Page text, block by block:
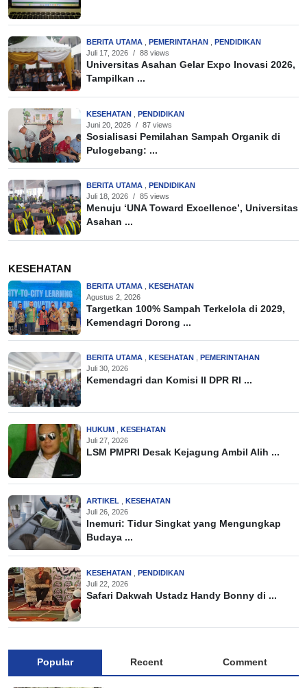
BERITA UTAMA PEMERINTAHAN
PENDIDIKAN
Juli 17, 2026 / 88 views
Universitas Asahan Gelar Expo Inovasi 2026,
Tampilkan ...
KESEHATAN
PENDIDIKAN
Juni 20, 2026 / 87 views
Sosialisasi Pemilahan Sampah Organik di
Pulogebang: ...
BERITA UTAMA
PENDIDIKAN
Juli 18, 2026 / 85 views
Menuju ‘UNA Toward Excellence’, Universitas
Asahan ...
KESEHATAN
BERITA UTAMA
KESEHATAN
Agustus 2, 2026
Targetkan 100% Sampah Terkelola di 2029,
Kemendagri Dorong ...
BERITA UTAMA KESEHATAN
PEMERINTAHAN
Juli 30, 2026
Kemendagri dan Komisi II DPR RI ...
HUKUM
KESEHATAN
Juli 27, 2026
LSM PMPRI Desak Kejagung Ambil Alih ...
ARTIKEL
KESEHATAN
Juli 26, 2026
Inemuri: Tidur Singkat yang Mengungkap
Budaya ...
KESEHATAN
PENDIDIKAN
Juli 22, 2026
Safari Dakwah Ustadz Handy Bonny di ...
Popular Recent Comment